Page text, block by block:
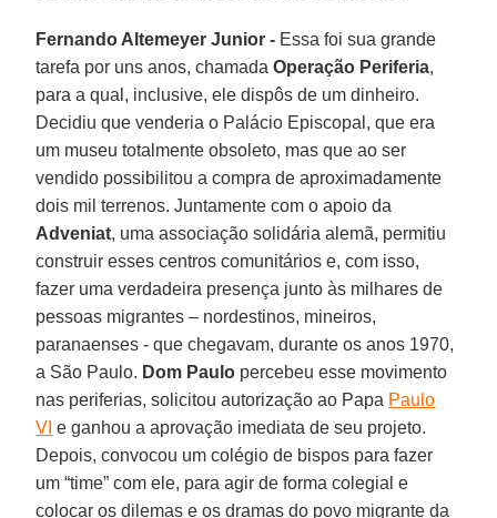
Fernando Altemeyer Junior - Essa foi sua grande
tarefa por uns anos, chamadaOperação Periferia,
para a qual, inclusive, ele dispôs de um dinheiro.
Decidiu que venderia o Palácio Episcopal, que era
um museu totalmente obsoleto, mas que ao ser
vendido possibilitou a compra de aproximadamente
dois mil terrenos. Juntamente com o apoio da
Adveniat, uma associação solidária alemã, permitiu
construir esses centros comunitários e, com isso,
fazer uma verdadeira presença junto às milhares de
pessoas migrantes – nordestinos, mineiros,
paranaenses - que chegavam, durante os anos 1970,
a São Paulo. Dom Paulo percebeu esse movimento
nas periferias, solicitou autorização ao Papa Paulo
VI e ganhou a aprovação imediata de seu projeto.
Depois, convocou um colégio de bispos para fazer
um “time” com ele, para agir de forma colegial e
colocar os dilemas e os dramas do povo migrante da